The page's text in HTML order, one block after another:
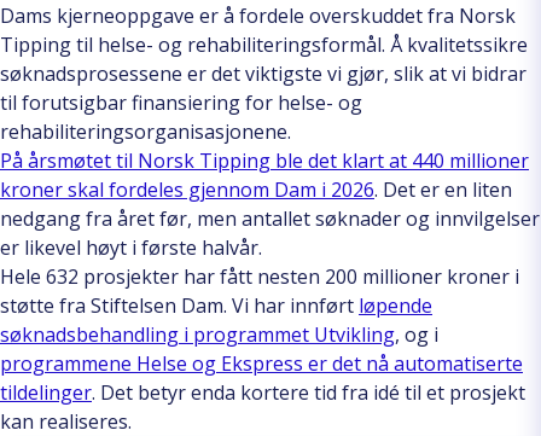
Dams kjerneoppgave er å fordele overskuddet fra Norsk
Tipping til helse- og rehabiliteringsformål. Å kvalitetssikre
søknadsprosessene er det viktigste vi gjør, slik at vi bidrar
til forutsigbar finansiering for helse- og
rehabiliteringsorganisasjonene.
På årsmøtet til Norsk Tipping ble det klart at 440 millioner
kroner skal fordeles gjennom Dam i 2026. Det er en liten
nedgang fra året før, men antallet søknader og innvilgelser
er likevel høyt i første halvår.
Hele 632 prosjekter har fått nesten 200 millioner kroner i
støtte fra Stiftelsen Dam. Vi har innført løpende
søknadsbehandling i programmet Utvikling, og i
programmene Helse og Ekspress er det nå automatiserte
tildelinger. Det betyr enda kortere tid fra idé til et prosjekt
kan realiseres.